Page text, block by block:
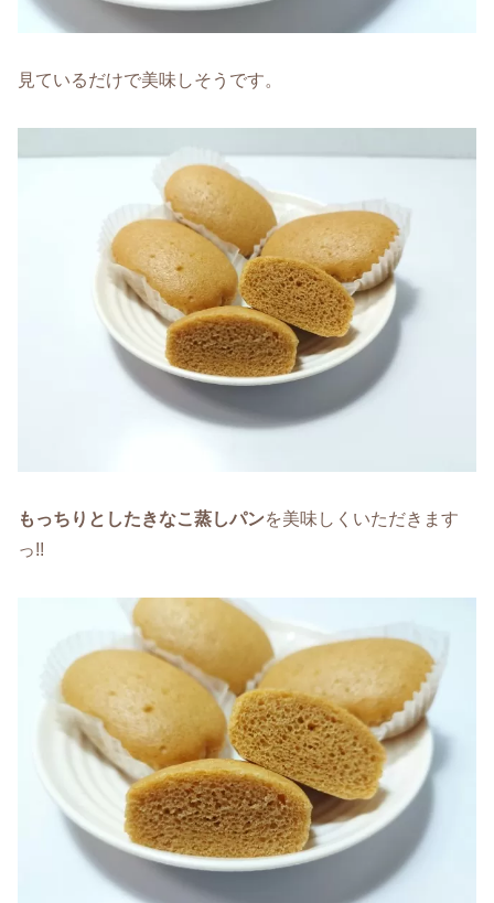
見ているだけで美味しそうです。
もっちりとしたきなこ蒸しパンを美味しくいただきます
っ!!